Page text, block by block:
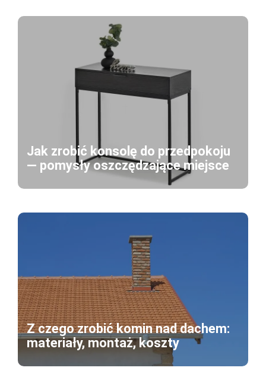
Jak zrobić konsolę do przedpokoju
— pomysły oszczędzające miejsce
Z czego zrobić komin nad dachem:
materiały, montaż, koszty